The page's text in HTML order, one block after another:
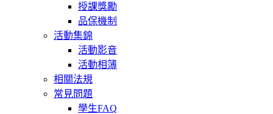
授課獎勵
品保機制
活動集錦
活動影音
活動相簿
相關法規
常見問題
學生FAQ